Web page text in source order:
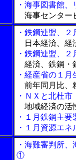
・海事図書館
海事センター
・鉄鋼連盟、
日本経済、経
・鉄鋼連盟、
経済、鉄鋼・
・経産省の１
前年同月比、
・ＮＸと北杜市
地域経済の活
・１月鉄鋼主
・１月資源エ
・海難審判所
①